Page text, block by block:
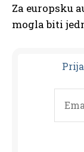
Za europsku
mogla biti